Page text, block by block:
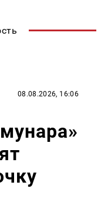
08.08.2026, 16:06